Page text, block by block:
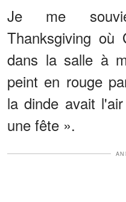
Je me
Thanksgiving où
dans la salle à
peint en rouge
la dinde avait
une fête ».